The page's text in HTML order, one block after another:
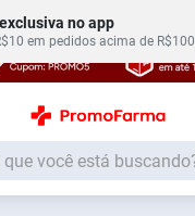
no app
em pedidos acima de R$100
buscando?